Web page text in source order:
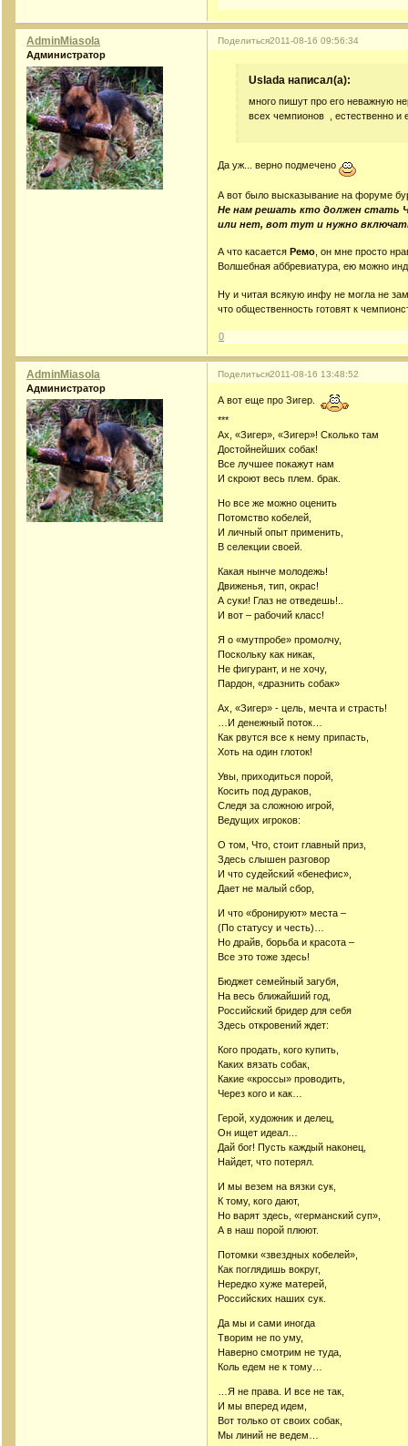
Поделиться2011-08-16 09:56:34
AdminMiasola
Администратор
Uslada написал(а):
много пишут про его неважную
всех чемпионов , естественно и
Да уж... верно подмечено
А вот было высказывание на форуме
Не нам решать кто должен стать
или нет, вот тут и нужно
А что касаетсяРемо , он мне просто
Волшебная аббревиатура, ею можно
Ну и читая всякую инфу не могла не
что общественность готовят к
0
Поделиться2011-08-16 13:48:52
AdminMiasola
Администратор
А вот еще про Зигер.
***
Ах, «Зигер», «Зигер»! Сколько там
Достойнейших собак!
Все лучшее покажут нам
И скроют весь плем. брак.
Но все же можно оценить
Потомство кобелей,
И личный опыт применить,
В селекции своей.
Какая нынче молодежь!
Движенья, тип, окрас!
А суки! Глаз не отведешь!..
И вот – рабочий класс!
Я о «мутпробе» промолчу,
Поскольку как никак,
Не фигурант, и не хочу,
Пардон, «дразнить собак»
Ах, «Зигер» - цель, мечта и страсть!
…И денежный поток…
Как рвутся все к нему припасть,
Хоть на один глоток!
Увы, приходиться порой,
Косить под дураков,
Следя за сложною игрой,
Ведущих игроков:
О том, Что, стоит главный приз,
Здесь слышен разговор
И что судейский «бенефис»,
Дает не малый сбор,
И что «бронируют» места –
(По статусу и честь)…
Но драйв, борьба и красота –
Все это тоже здесь!
Бюджет семейный загубя,
На весь ближайший год,
Российский бридер для себя
Здесь откровений ждет:
Кого продать, кого купить,
Каких вязать собак,
Какие «кроссы» проводить,
Через кого и как…
Герой, художник и делец,
Он ищет идеал…
Дай бог! Пусть каждый наконец,
Найдет, что потерял.
И мы везем на вязки сук,
К тому, кого дают,
Но варят здесь, «германский суп»,
А в наш порой плюют.
Потомки «звездных кобелей»,
Как поглядишь вокруг,
Нередко хуже матерей,
Российских наших сук.
Да мы и сами иногда
Творим не по уму,
Наверно смотрим не туда,
Коль едем не к тому…
…Я не права. И все не так,
И мы вперед идем,
Вот только от своих собак,
Мы линий не ведем…